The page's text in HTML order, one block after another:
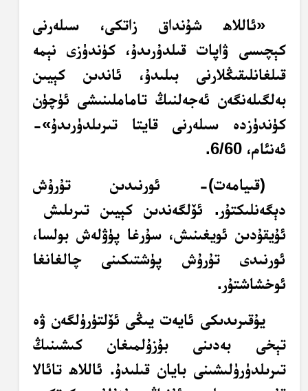
«ئاللاھ شۇنداق زاتكى، سىلەرنى
كېچىسى ۋاپات قىلدۇرىدۇ، كۈندۈزى نېمە
قىلغانلىقىڭلارنى بىلىدۇ، ئاندىن كېيىن
بەلگىلەنگەن ئەجەلنىڭ تاماملىنىشى ئۈچۈن
كۈندۈزدە سىلەرنى قايتا تىرىلدۈرىدۇ»-
ئەنئام، 6/60.
(قىيامەت)- ئورنىدىن تۇرۇش
دېگەنلىكتۇر. ئۆلگەندىن كېيىن تىرىلىش
ئۇيقۇدىن ئويغىنىش، سۇرغا پۈۋلەش بولسا،
ئورنىدى تۇرۇش پۈشتىكىنى چالغانغا
ئوخشاشتۇر.
يۇقىرىدىكى ئايەت يىڭى ئۆلتۈرۈلگەن ۋە
تېخى بەدىنى بۇزۇلمىغان كىشىنىڭ
تىرىلدۈرۈلىشىنى بايان قىلىدۇ. ئاللاھ تائالا